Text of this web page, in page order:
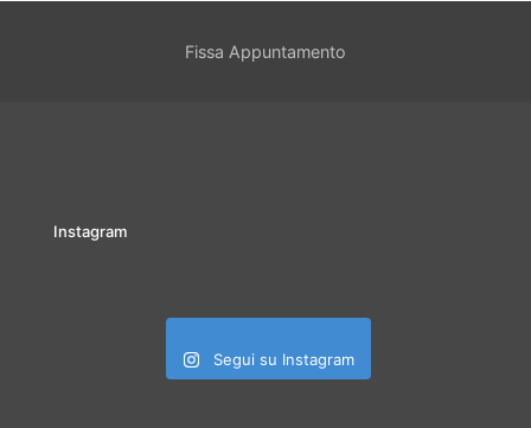
Fissa Appuntamento
Instagram
Segui su Instagram